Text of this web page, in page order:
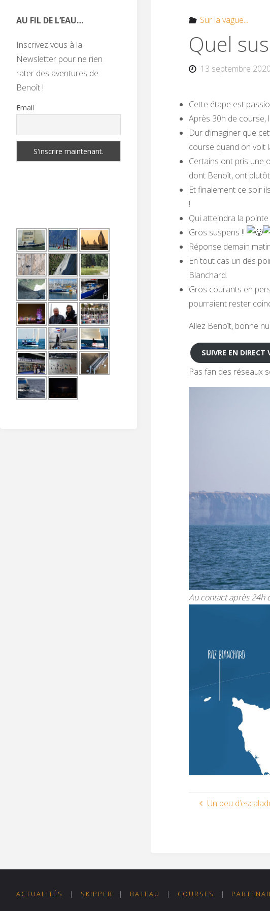
Sur la vague...
Quel
13 septembre 2020
Cette étape est
Après 30h de course,
Dur d’imaginer que
course quand on voit
Certains ont pris une
dont Benoît, ont
Et finalement ce soir
!
Qui atteindra la
Gros suspens !!
Réponse demain
En tout cas un des
Blanchard.
Gros courants en
pourraient rester
Allez Benoît, bonne
SUIVRE EN
Pas fan des réseaux
Au contact après 24h
Un peu
AU FIL DE L’EAU…
Inscrivez vous à la
Newsletter pour ne rien
rater des aventures de
Benoît !
Email
ACTUALITÉS | SKIPPER | BATEAU | COURSES |